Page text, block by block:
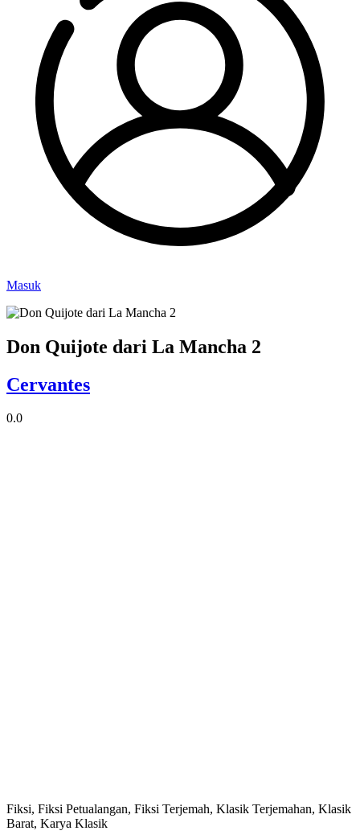
Masuk
Don Quijote dari La Mancha 2
Cervantes
0.0
Fiksi, Fiksi Petualangan, Fiksi Terjemah, Klasik Terjemahan, Klasik
Barat, Karya Klasik